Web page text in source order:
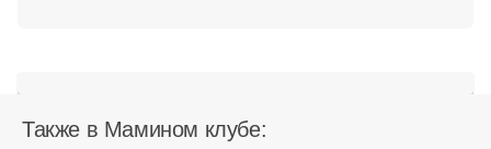
Также в Мамином клубе: